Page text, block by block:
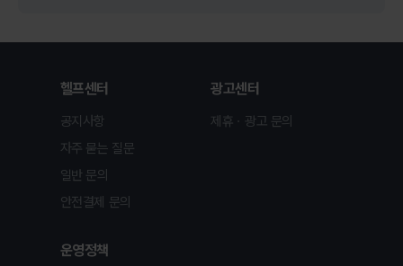
헬프센터
공지사항
자주 묻는 질문
일반 문의
안전결제 문의
광고센터
제휴ㆍ광고 문의
운영정책